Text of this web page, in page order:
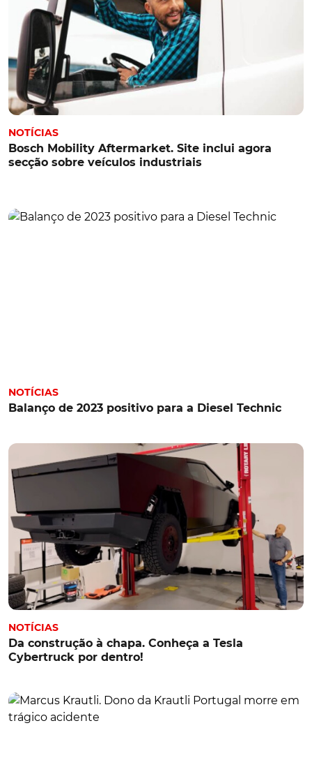
NOTÍCIAS
Bosch Mobility Aftermarket. Site inclui agora
secção sobre veículos industriais
NOTÍCIAS
Balanço de 2023 positivo para a Diesel Technic
NOTÍCIAS
Da construção à chapa. Conheça a Tesla
Cybertruck por dentro!